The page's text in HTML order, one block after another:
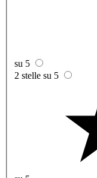
su 5
2 stelle su 5